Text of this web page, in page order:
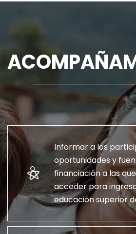
Informar a los
oportunidades y
financiación a las
acceder para
educación superior